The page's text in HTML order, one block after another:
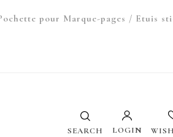
pour Marque-pages / Etuis
SEARCH LOGIN